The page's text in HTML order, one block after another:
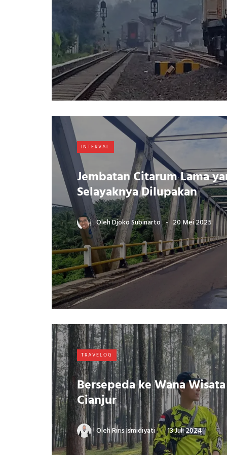
INTERVAL
Jembatan Citarum Lama
Selayaknya Dilupakan
OlehDjoko Subinarto 20 Mei 2025
TRAVELOG
Bersepeda ke Wana
Cianjur
OlehRiris Ismidiyati 13 Juli 2024